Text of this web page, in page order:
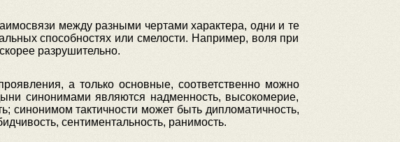
между разными чертами характера, одни и те
способностях или смелости. Например, воля при
разрушительно.
а только основные, соответственно можно
синонимами являются надменность, высокомерие,
синонимом тактичности может быть дипломатичность,
сентиментальность, ранимость.